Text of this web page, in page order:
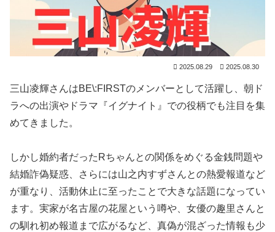
2025.08.29 2025.08.30
三山凌輝さんはBE\:FIRSTのメンバーとして活躍し、朝ド
ラへの出演やドラマ『イグナイト』での役柄でも注目を集
めてきました。
しかし婚約者だったRちゃんとの関係をめぐる金銭問題や
結婚詐偽疑惑、さらには山之内すずさんとの熱愛報道など
が重なり、活動休止に至ったことで大きな話題になってい
ます。実家が名古屋の花屋という噂や、女優の趣里さんと
の馴れ初め報道まで広がるなど、真偽が混ざった情報も少